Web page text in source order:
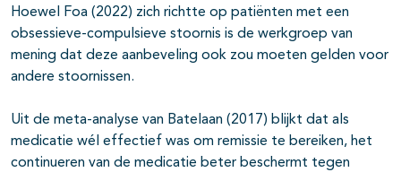
Hoewel Foa (2022) zich richtte op patiënten met een
obsessieve-compulsieve stoornis is de werkgroep van
mening dat deze aanbeveling ook zou moeten gelden voor
andere stoornissen.
Uit de meta-analyse van Batelaan (2017) blijkt dat als
medicatie wél effectief was om remissie te bereiken, het
continueren van de medicatie beter beschermt tegen